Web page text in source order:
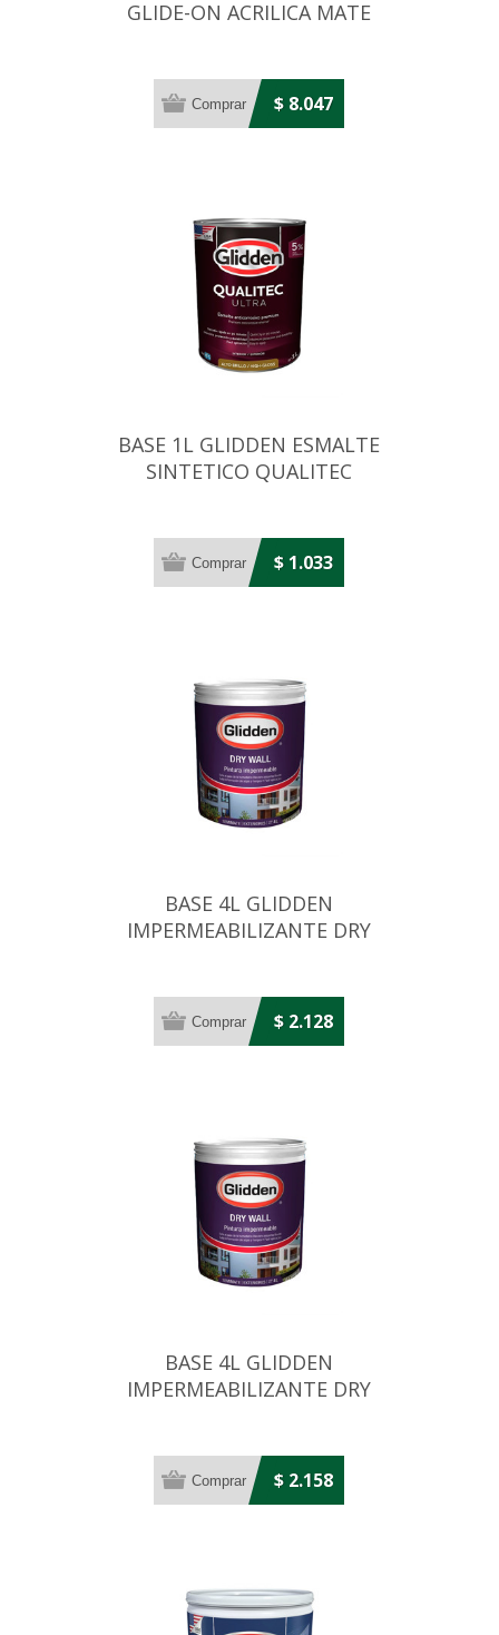
GLIDE-ON ACRILICA MATE
$ 8.047
BASE 1L GLIDDEN ESMALTE
SINTETICO QUALITEC
$ 1.033
BASE 4L GLIDDEN
IMPERMEABILIZANTE DRY
$ 2.128
BASE 4L GLIDDEN
IMPERMEABILIZANTE DRY
$ 2.158